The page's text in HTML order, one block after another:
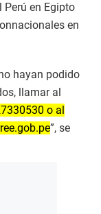
Perú en Egipto
en
hayan podido
llamar al
o al
”, se